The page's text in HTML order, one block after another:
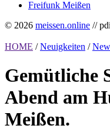
Freifunk Meißen
© 2026 meissen.online //
HOME / Neuigkeiten /
Gemütliche
Abend am
Meißen.